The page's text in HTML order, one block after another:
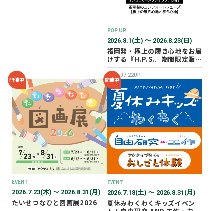
POP UP
2026.8.1(土) 〜 2026.8.23(日)
福岡発・極上の履き心地をお届
けする『H.P.S.』期間限定販売
会を開催✨
2026.07.22UP
開催中
EVENT
2026.7.23(木) 〜 2026.8.31(月)
たいせつなひと図画展2026
開催中
EVENT
2026.7.18(土) 〜 2026.8.31(月)
夏休みわくわくキッズイベン